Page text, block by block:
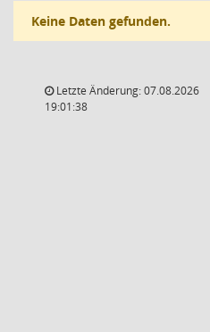
Keine Daten gefunden.
Letzte Änderung: 07.08.2026
19:01:38